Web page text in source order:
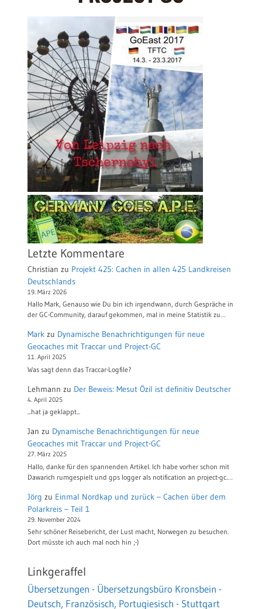
Letzte Kommentare
Christian zu Projekt 425: Cachen in allen 425 Landkreisen
Deutschlands
19. März 2026
Hallo Mark, Genauso wie Du bin ich irgendwann, durch Gespräche in
der GC-Community, darauf gekommen, mal in meine Statistik zu…
Mark zu Dynamische Benachrichtigungen für neue
Geocaches mit Traccar und Project-GC
11. April 2025
Was sagt denn das Traccar-Logfile?
Lehmann zu Der Beweis: Mesut Özil ist definitiv Deutscher
4. April 2025
...hat ja geklappt...
Jan zu Dynamische Benachrichtigungen für neue
Geocaches mit Traccar und Project-GC
27. März 2025
Hallo, danke für den spannenden Artikel. Ich habe vorher schon mit
Dawarich rumgespielt und gps logger als notification an project-gc.…
Jörg zu Einmal Nordkap und zurück – Cachen über dem
Polarkreis – Teil 1
29. November 2024
Sehr schöner Reisebericht, der Lust macht, Norwegen zu besuchen.
Dort müsste ich auch mal noch hin ;-)
Linkgeraffel
Übersetzungen - Übersetzungsbüro Kronsbein -
Deutsch, Französisch, Portugiesisch - Stuttgart